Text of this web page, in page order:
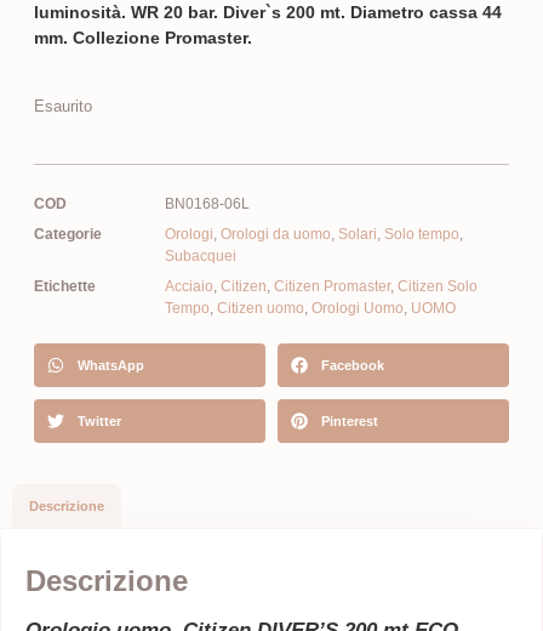
luminosità. WR 20 bar. Diver`s 200 mt. Diametro cassa 44
mm. Collezione Promaster.
Esaurito
COD
BN0168-06L
Categorie
Orologi, Orologi da uomo, Solari, Solo tempo,
Subacquei
Etichette
Acciaio, Citizen, Citizen Promaster, Citizen Solo
Tempo, Citizen uomo, Orologi Uomo, UOMO
WhatsApp Facebook
Twitter Pinterest
Descrizione
Descrizione